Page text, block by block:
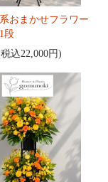
おまかせフラワー
段
込22,000円)